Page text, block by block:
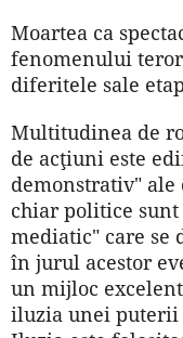
Moartea ca
fenomenului
diferitele sale
Multitudinea de
de acţiuni este
demonstrativ" ale
chiar politice
mediatic" care se
în jurul acestor
un mijloc
iluzia unei puterii